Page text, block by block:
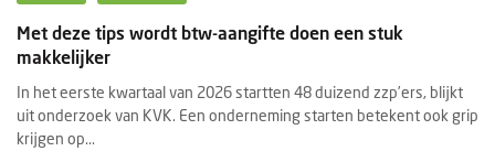
Met deze tips wordt btw-aangifte doen een stuk
makkelijker
In het eerste kwartaal van 2026 startten 48 duizend zzp’ers, blijkt
uit onderzoek van KVK. Een onderneming starten betekent ook grip
krijgen op...